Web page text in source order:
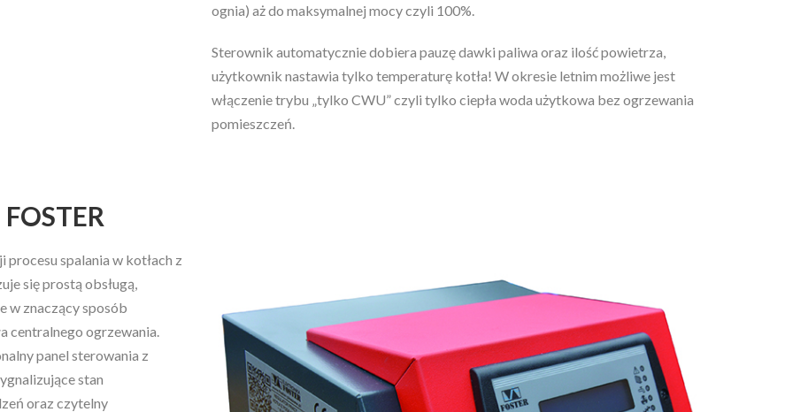
ognia) aż do maksymalnej mocy czyli 100%.
Sterownik automatycznie dobiera pauzę dawki paliwa oraz ilość powietrza,
użytkownik nastawia tylko temperaturę kotła! W okresie letnim możliwe jest
włączenie trybu „tylko CWU” czyli tylko ciepła woda użytkowa bez ogrzewania
pomieszczeń.
spalania w kotłach z
się prostą obsługą,
w znaczący sposób
centralnego ogrzewania.
panel sterowania z
stan
oraz czytelny